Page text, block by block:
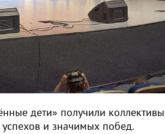
дети» получили
и значимых побед.